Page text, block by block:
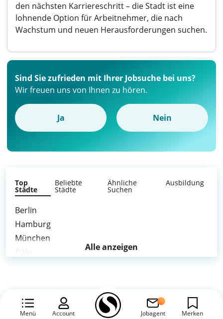
den nächsten Karriereschritt – die Stadt ist eine
lohnende Option für Arbeitnehmer, die nach
Wachstum und neuen Herausforderungen suchen.
Menü Account Jobagent Merken
Sind Sie zufrieden mit Ihrer Jobsuche bei uns?
Wir freuen uns von Ihnen zu hören.
Ja Nein
Top
Städte
Beliebte
Städte
Ähnliche
Suchen
Ausbildung
Berlin
Hamburg
München
Dortmund
Alle anzeigen